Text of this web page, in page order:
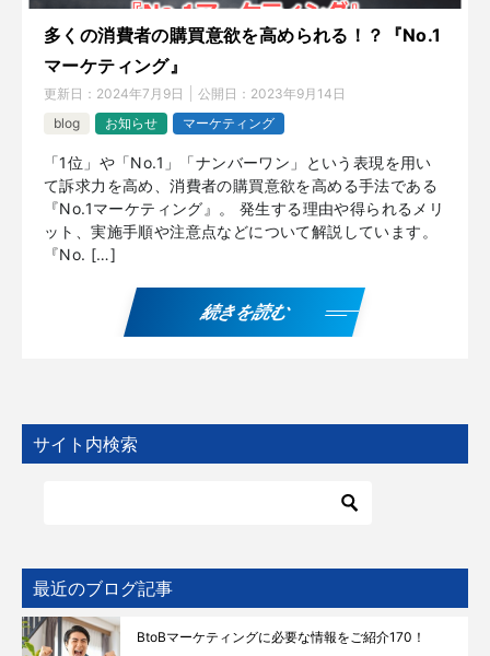
多くの消費者の購買意欲を高められる！？『No.1
マーケティング』
更新日： 2024年7月9日 公開日： 2023年9月14日
blog
お知らせ マーケティング
「1位」や「No.1」「ナンバーワン」という表現を用い
て訴求力を高め、消費者の購買意欲を高める手法である
『No.1マーケティング』。 発生する理由や得られるメリ
ット、実施手順や注意点などについて解説しています。
『No. […]
続きを読む
サイト内検索
最近のブログ記事
BtoBマーケティングに必要な情報をご紹介170！